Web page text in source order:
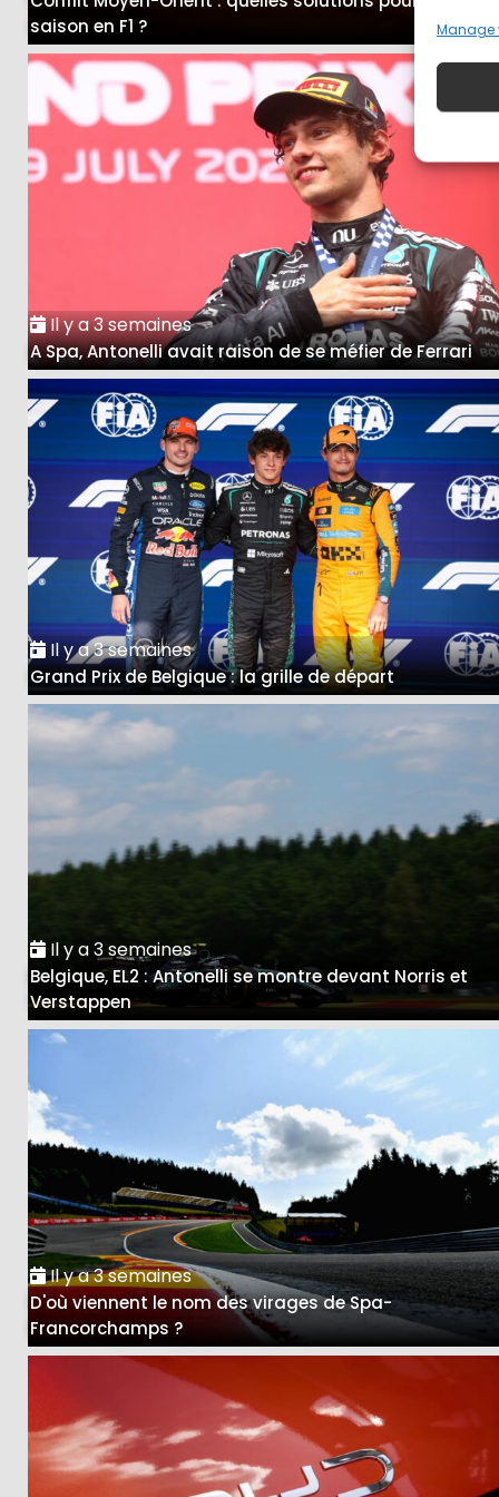
Manage
saison en F1 ?
Il y a 3 semaines
A Spa, Antonelli avait raison de se méfier de Ferrari
Il y a 3 semaines
Grand Prix de Belgique : la grille de départ
Il y a 3 semaines
Belgique, EL2 : Antonelli se montre devant Norris et
Verstappen
Il y a 3 semaines
D'où viennent le nom des virages de Spa-
Francorchamps ?